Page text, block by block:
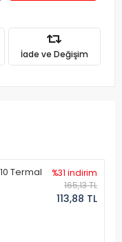
İade ve Değişim
Termal
%31 indirim
165,13 TL
113,88 TL